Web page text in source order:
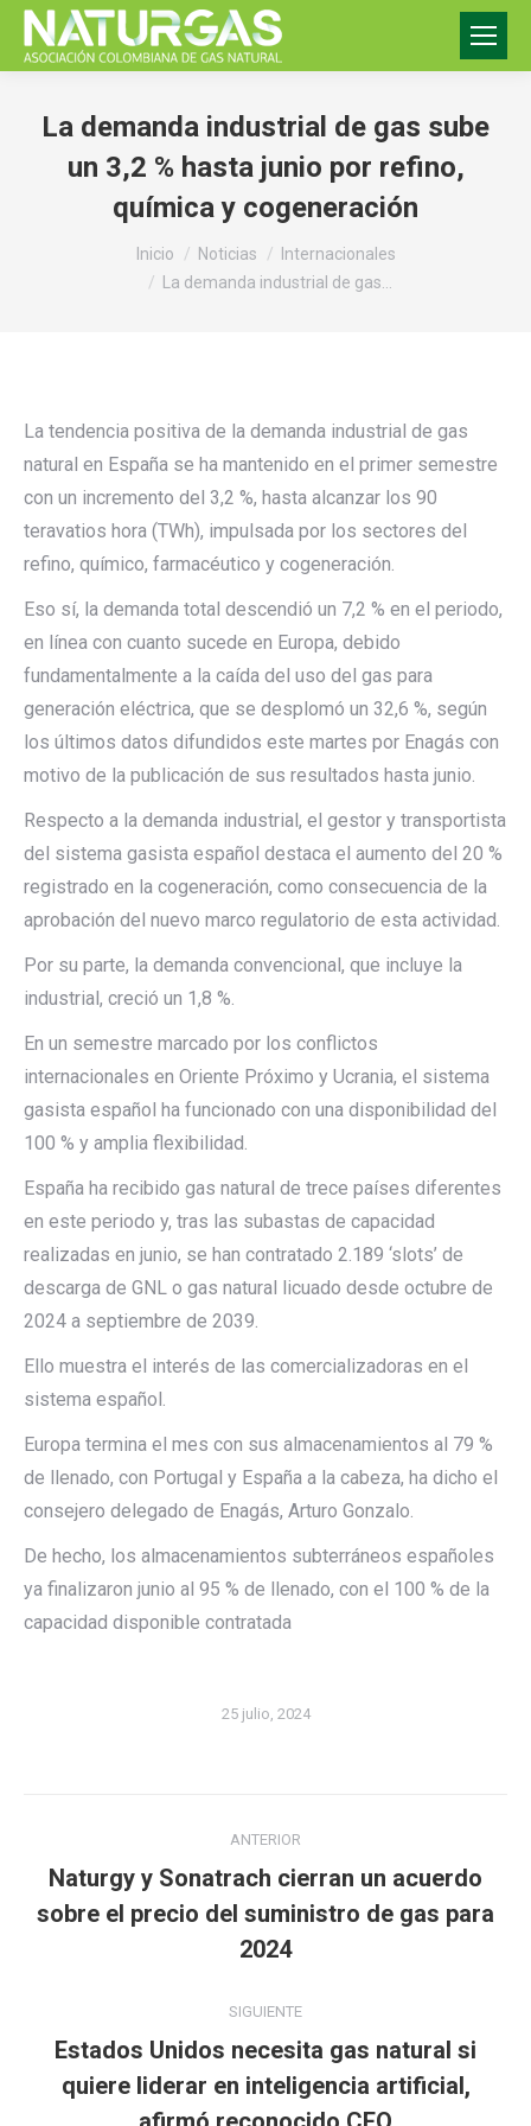
La demanda industrial de gas sube
un 3,2 % hasta junio por refino,
química y cogeneración
Inicio Noticias
Internacionales
La demanda industrial de gas…
La tendencia positiva de la demanda industrial de gas
natural en España se ha mantenido en el primer semestre
con un incremento del 3,2 %, hasta alcanzar los 90
teravatios hora (TWh), impulsada por los sectores del
refino, químico, farmacéutico y cogeneración.
Eso sí, la demanda total descendió un 7,2 % en el periodo,
en línea con cuanto sucede en Europa, debido
fundamentalmente a la caída del uso del gas para
generación eléctrica, que se desplomó un 32,6 %, según
los últimos datos difundidos este martes por Enagás con
motivo de la publicación de sus resultados hasta junio.
Respecto a la demanda industrial, el gestor y transportista
del sistema gasista español destaca el aumento del 20 %
registrado en la cogeneración, como consecuencia de la
aprobación del nuevo marco regulatorio de esta actividad.
Por su parte, la demanda convencional, que incluye la
industrial, creció un 1,8 %.
En un semestre marcado por los conflictos
internacionales en Oriente Próximo y Ucrania, el sistema
gasista español ha funcionado con una disponibilidad del
100 % y amplia flexibilidad.
España ha recibido gas natural de trece países diferentes
en este periodo y, tras las subastas de capacidad
realizadas en junio, se han contratado 2.189 ‘slots’ de
descarga de GNL o gas natural licuado desde octubre de
2024 a septiembre de 2039.
Ello muestra el interés de las comercializadoras en el
sistema español.
Europa termina el mes con sus almacenamientos al 79 %
de llenado, con Portugal y España a la cabeza, ha dicho el
consejero delegado de Enagás, Arturo Gonzalo.
De hecho, los almacenamientos subterráneos españoles
ya finalizaron junio al 95 % de llenado, con el 100 % de la
capacidad disponible contratada
25 julio, 2024
entre
publicaciones
ANTERIOR
Publicación
anterior:
Naturgy y Sonatrach cierran un acuerdo
sobre el precio del suministro de gas para
2024
SIGUIENTE
Publicación
siguiente:
Estados Unidos necesita gas natural si
quiere liderar en inteligencia artificial,